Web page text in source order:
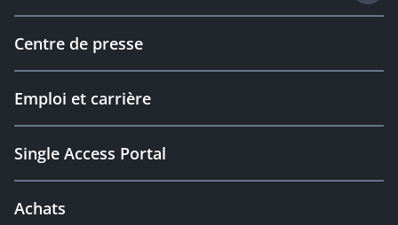
Centre de presse
Emploi et carrière
Single Access Portal
Achats